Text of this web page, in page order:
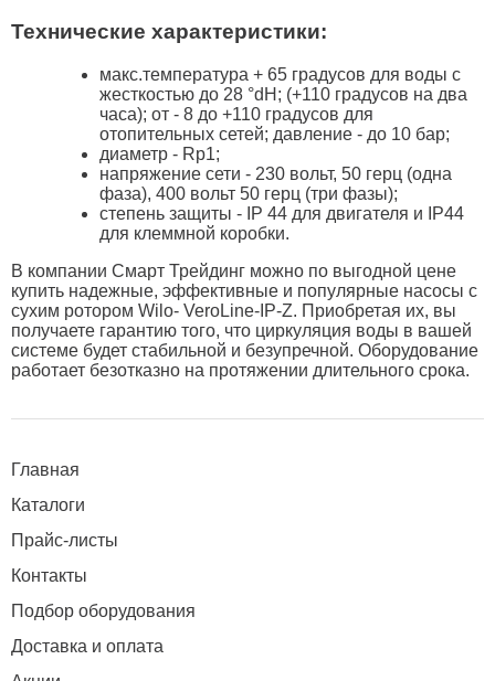
Технические характеристики:
макс.температура + 65 градусов для воды с
жесткостью до 28 °dH; (+110 градусов на два
часа); от - 8 до +110 градусов для
отопительных сетей; давление - до 10 бар;
диаметр - Rp1;
напряжение сети - 230 вольт, 50 герц (одна
фаза), 400 вольт 50 герц (три фазы);
степень защиты - IP 44 для двигателя и IP44
для клеммной коробки.
В компании Смарт Трейдинг можно по выгодной цене
купить надежные, эффективные и популярные насосы с
сухим ротором Wilo- VeroLine-IP-Z. Приобретая их, вы
получаете гарантию того, что циркуляция воды в вашей
системе будет стабильной и безупречной. Оборудование
работает безотказно на протяжении длительного срока.
Главная
Каталоги
Прайс-листы
Контакты
Подбор оборудования
Доставка и оплата